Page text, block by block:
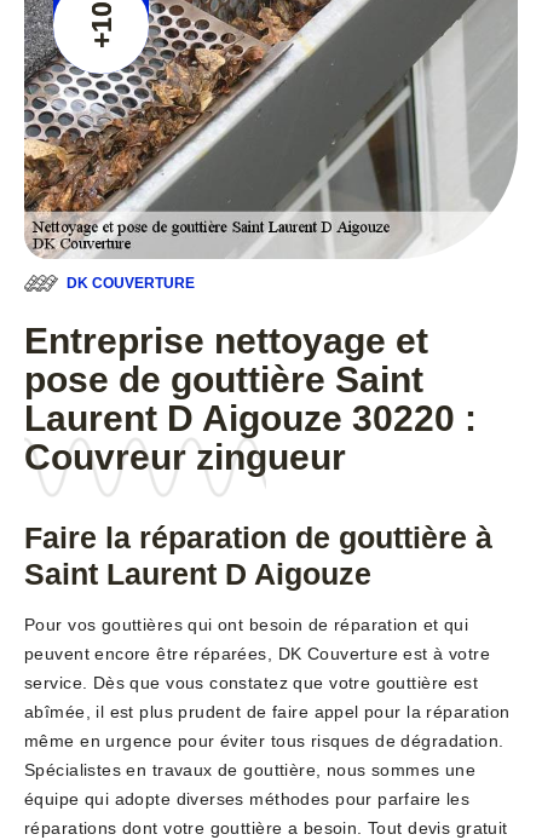
+10
DK COUVERTURE
Entreprise nettoyage et
pose de gouttière Saint
Laurent D Aigouze 30220 :
Couvreur zingueur
Faire la réparation de gouttière à
Saint Laurent D Aigouze
Pour vos gouttières qui ont besoin de réparation et qui
peuvent encore être réparées, DK Couverture est à votre
service. Dès que vous constatez que votre gouttière est
abîmée, il est plus prudent de faire appel pour la réparation
même en urgence pour éviter tous risques de dégradation.
Spécialistes en travaux de gouttière, nous sommes une
équipe qui adopte diverses méthodes pour parfaire les
réparations dont votre gouttière a besoin. Tout devis gratuit